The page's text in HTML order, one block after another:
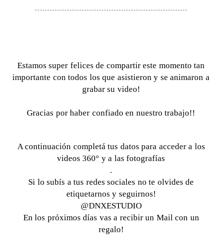
Estamos super felices de compartir este momento tan
importante con todos los que asistieron y se animaron a
grabar su video!
Gracias por haber confiado en nuestro trabajo!!
A continuación completá tus datos para acceder a los
videos 360° y a las fotografías
.
Si lo subís a tus redes sociales no te olvides de
etiquetarnos y seguirnos!
@DNXESTUDIO
En los próximos días vas a recibir un Mail con un
regalo!